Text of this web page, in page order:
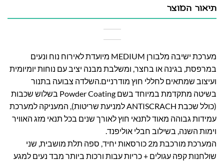
תיאור המוצר
מערכת ישיבה מלבורן MEDIUM מיועדת לאירוח נוח ונעים
במרפסת, בגינה או בחצר, ומשלבת מבנה יציב עם נוחות יומיומית
ועיצוב שמתאים לחללי חוץ מודרניים.השלדה צבועה בתנור
בשיטה מתקדמת במיוחד בשם Powder Coating בשלוש שכבות
(כולל שכבת ANTISCRACH למניעת שריטות), המעניקה למערכת
עמידות גבוהה מאוד לתנאי חוץ לאורך שנים בכל תנאי מזג האוויר
וימות השנה, בשילוב חבלי אוליפנד.
המערכת מורכבת מ2 כורסאות יחיד, ספה תלת מושבית, שני
שולחנות קפה עגולים + כריות עבות ורכות ביותר מבד נעים למגע